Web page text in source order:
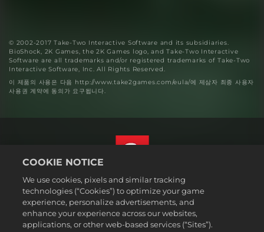
© 2002-2017 Take-Two Interactive Software and its subsidiaries.
BioShock, 2K Games, the 2K Games logo, and Take-Two Interactive
Software are all trademarks and/or registered trademarks of Take-Two
Interactive Software, Inc. All Rights Reserved.
이 제품의 사용은 다음 http://www.take2games.com/eula/에 제삼자 최종 사용자
사용권 계약에 동의가 요구됩니다.
법률
개인정보 취급방침
쿠키 정책
한국어
COOKIE NOTICE
We use cookies, pixels and similar tracking
technologies (“Cookies”) to optimize your game
experience, personalize advertisements, and
enhance your experience across our websites,
applications, or other web-based services (“Sites”).